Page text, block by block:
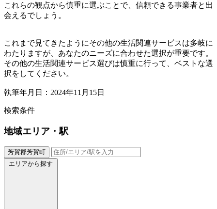
これらの観点から慎重に選ぶことで、信頼できる事業者と出
会えるでしょう。
これまで見てきたようにその他の生活関連サービスは多岐に
わたりますが、あなたのニーズに合わせた選択が重要です。
その他の生活関連サービス選びは慎重に行って、ベストな選
択をしてください。
執筆年月日：2024年11月15日
検索条件
地域エリア・駅
芳賀郡芳賀町
エリアから探す